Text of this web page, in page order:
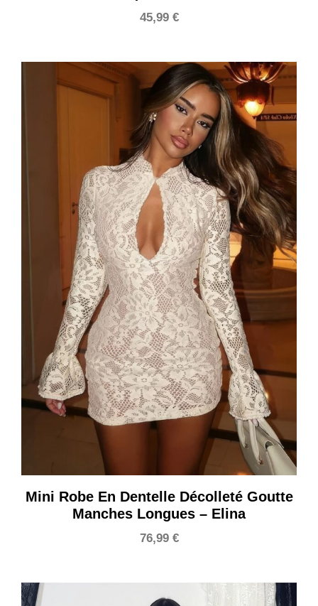
45,99 €
Mini Robe En Dentelle Décolleté Goutte
Manches Longues – Elina
76,99 €